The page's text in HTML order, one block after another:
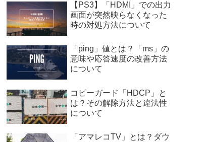
【PS3】「HDMI」での出力
画面が突然映らなくなった
時の対処方法について
「ping」値とは？「ms」の
意味や応答速度の改善方法
について
コピーガード「HDCP」と
は？その解除方法と違法性
について
「アマレコTV」とは？ダウ